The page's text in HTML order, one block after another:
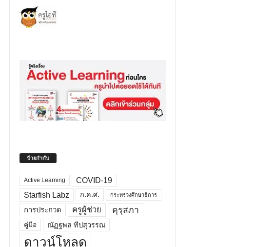
ป้ายกำกับ
Active Learning
COVID-19
Starfish Labz
ก.ค.ศ. กระทรวงศึกษาธิการ
การประกวด ครูผู้ช่วย คุรุสภา
คู่มือ ณัฏฐพล ทีปสุวรรณ
ดาวน์โหลด